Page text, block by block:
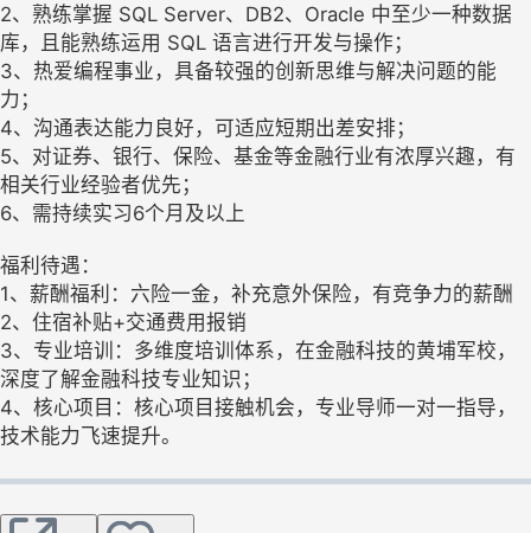
2、熟练掌握 SQL Server、DB2、Oracle 中至少一种数据
库，且能熟练运用 SQL 语言进行开发与操作；
3、热爱编程事业，具备较强的创新思维与解决问题的能
力；
4、沟通表达能力良好，可适应短期出差安排；
5、对证券、银行、保险、基金等金融行业有浓厚兴趣，有
相关行业经验者优先；
6、需持续实习6个月及以上
福利待遇：
1、薪酬福利：六险一金，补充意外保险，有竞争力的薪酬
2、住宿补贴+交通费用报销
3、专业培训：多维度培训体系，在金融科技的黄埔军校，
深度了解金融科技专业知识；
4、核心项目：核心项目接触机会，专业导师一对一指导，
技术能力飞速提升。